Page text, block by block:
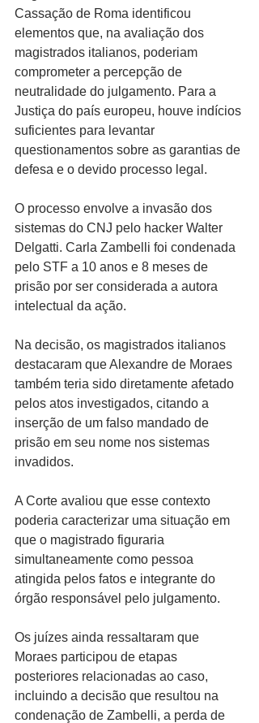
Cassação de Roma identificou
elementos que, na avaliação dos
magistrados italianos, poderiam
comprometer a percepção de
neutralidade do julgamento. Para a
Justiça do país europeu, houve indícios
suficientes para levantar
questionamentos sobre as garantias de
defesa e o devido processo legal.
O processo envolve a invasão dos
sistemas do CNJ pelo hacker Walter
Delgatti. Carla Zambelli foi condenada
pelo STF a 10 anos e 8 meses de
prisão por ser considerada a autora
intelectual da ação.
Na decisão, os magistrados italianos
destacaram que Alexandre de Moraes
também teria sido diretamente afetado
pelos atos investigados, citando a
inserção de um falso mandado de
prisão em seu nome nos sistemas
invadidos.
A Corte avaliou que esse contexto
poderia caracterizar uma situação em
que o magistrado figuraria
simultaneamente como pessoa
atingida pelos fatos e integrante do
órgão responsável pelo julgamento.
Os juízes ainda ressaltaram que
Moraes participou de etapas
posteriores relacionadas ao caso,
incluindo a decisão que resultou na
condenação de Zambelli, a perda de